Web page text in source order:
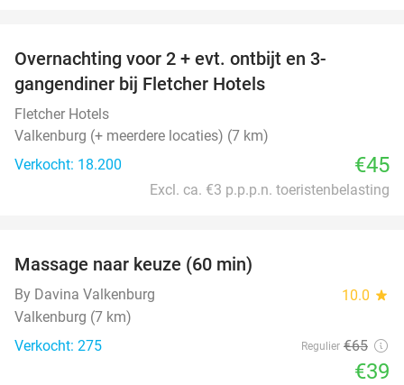
Overnachting voor 2 + evt. ontbijt en 3-
gangendiner bij Fletcher Hotels
Fletcher Hotels
Valkenburg (+ meerdere locaties) (7 km)
Verkocht: 18.200
€45
Excl. ca. €3 p.p.p.n. toeristenbelasting
Massage naar keuze (60 min)
By Davina Valkenburg 10.0 star
Valkenburg (7 km)
Verkocht: 275
Regulier €65
€39